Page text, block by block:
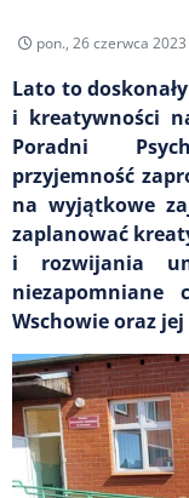
pon., 26 czerwca
Lato to
i kreatywności
Poradni
przyjemność
na wyjątkowe
zaplanować
i rozwijania
niezapomniane
Wschowie oraz